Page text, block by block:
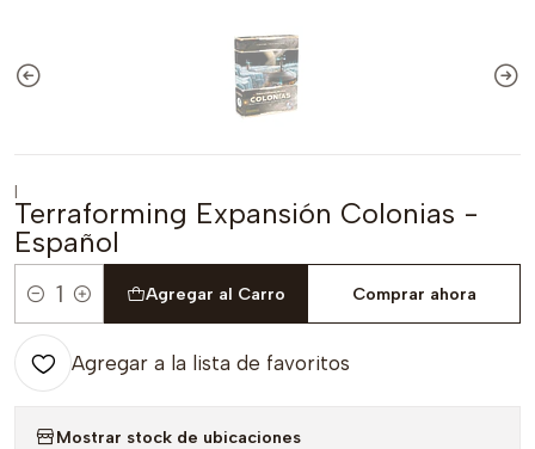
|
Terraforming Expansión Colonias -
Español
Cantidad
Agregar al Carro Comprar ahora
Agregar a la lista de favoritos
Mostrar stock de ubicaciones